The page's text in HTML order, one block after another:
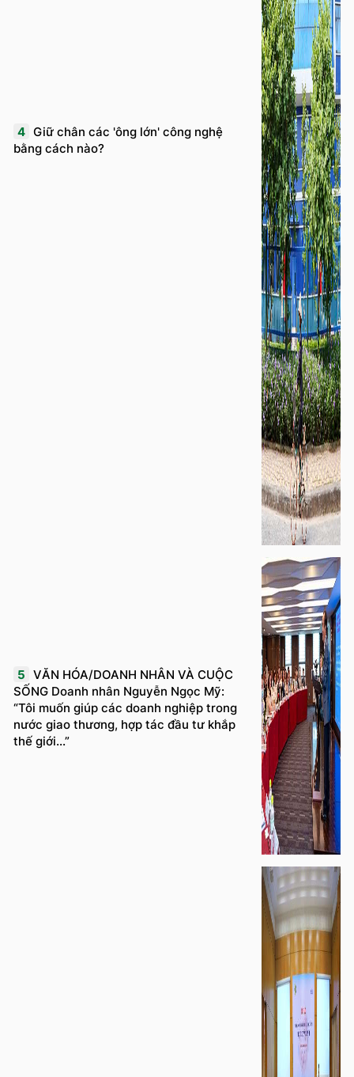
4 Giữ chân các 'ông lớn' công nghệ
bằng cách nào?
5 VĂN HÓA/DOANH NHÂN VÀ CUỘC
SỐNG Doanh nhân Nguyễn Ngọc Mỹ:
“Tôi muốn giúp các doanh nghiệp trong
nước giao thương, hợp tác đầu tư khắp
thế giới...”